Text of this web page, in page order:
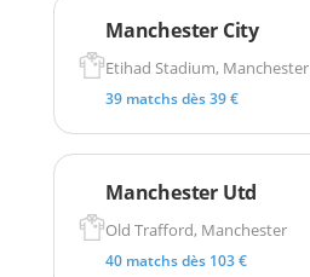
Manchester City
Etihad Stadium, Manchester
39 matchs dès 39 €
Manchester Utd
Old Trafford, Manchester
40 matchs dès 103 €